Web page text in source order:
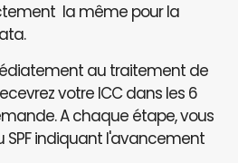
la même pour la
au traitement de
votre ICC dans les 6
A chaque étape, vous
SPF indiquant l'avancement